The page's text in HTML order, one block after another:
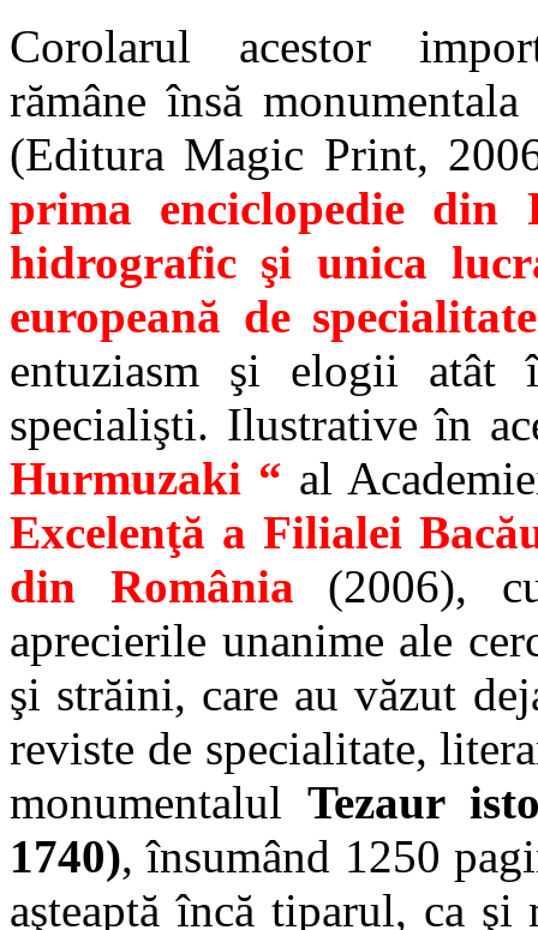
Corolarul acestor
rămâne însă monumentala
(Editura Magic Print,
prima enciclopedie din
hidrografic şi unica
europeană de specialitate
entuziasm şi elogii atât
specialişti. Ilustrative în
Hurmuzaki “ al
Excelenţă a Filialei
din România (2006),
aprecierile unanime ale
şi străini, care au văzut
reviste de specialitate,
monumentalul Tezaur
1740), însumând 1250
aşteaptă încă tiparul, ca